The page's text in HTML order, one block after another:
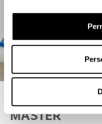
4 RAZONES
MÁSTER